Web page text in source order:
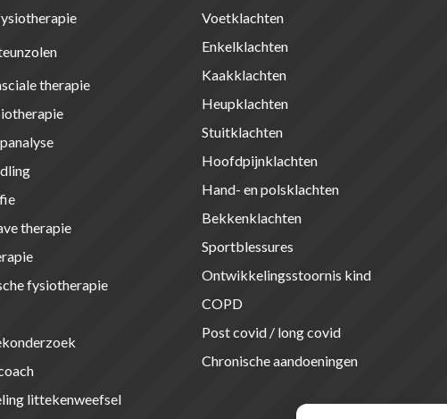
therapie
therapie
fysiotherapie
littekenweefsel
Voetklachten
Enkelklachten
Kaakklachten
Heupklachten
Stuitklachten
Hoofdpijnklachten
Hand- en polsklachten
Bekkenklachten
Sportblessures
Ontwikkelingsstoornis kind
COPD
Post covid / long covid
Chronische aandoeningen